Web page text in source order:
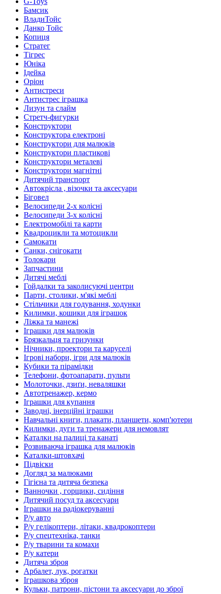
Бамсик
ВладиТойс
Данко Тойс
Копиця
Стратег
Тігрес
Юніка
Ідейка
Оріон
Антистреси
Антистрес іграшка
Лизун та слайм
Стретч-фигурки
Конструктори
Конструктора електроні
Конструктори для малюків
Конструктори пластикові
Конструктори металеві
Конструктори магнітні
Дитячий транспорт
Автокрісла , візочки та аксесуари
Біговел
Велосипеди 2-х колісні
Велосипеди 3-х колісні
Електромобілі та карти
Квадроцикли та мотоцикли
Самокати
Санки, снігокати
Толокари
Запчастини
Дитячі меблі
Гойдалки та заколисуючі центри
Парти, столики, м'які меблі
Стільчики для годування, ходунки
Килимки, кошики для іграшок
Ліжка та манежі
Іграшки для малюків
Брязкальця та гризунки
Нічники, проектори та каруселі
Ігрові набори, ігри для малюків
Кубики та пірамідки
Телефони, фотоапарати, пульти
Молоточки, дзиґи, неваляшки
Автотренажер, кермо
Іграшки для купання
Заводні, інерційні іграшки
Навчальні книги, плакати, планшети, комп'ютери
Килимки, дуги та тренажери для немовлят
Каталки на палиці та канаті
Розвиваюча іграшка для малюків
Каталки-штовхачі
Підвіски
Догляд за малюками
Гігієна та дитяча безпека
Ванночки , горщики, сидіння
Дитячий посуд та аксесуари
Іграшки на радіокеруванні
Р/у авто
Р/у гелікоптери, літаки, квадрокоптери
Р/у спецтехніка, танки
Р/у тварини та комахи
Р/у катери
Дитяча зброя
Арбалет, лук, рогатки
Іграшкова зброя
Кульки, патрони, пістони та аксесуари до зброї